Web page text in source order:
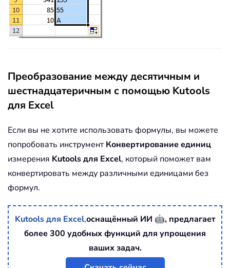
Преобразование между десятичным и
шестнадцатеричным с помощью Kutools
для Excel
Если вы не хотите использовать формулы, вы можете
попробовать инструмент Конвертирование единиц
измерения Kutools для Excel, который поможет вам
конвертировать между различными единицами без
формул.
Kutools для Excel,оснащённый ИИ 🤖, предлагает
более 300 удобных функций для упрощения
ваших задач.